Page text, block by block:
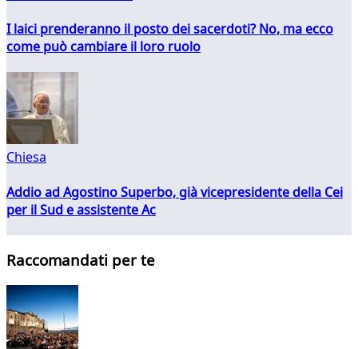
I laici prenderanno il posto dei sacerdoti? No, ma ecco
come può cambiare il loro ruolo
Chiesa
Addio ad Agostino Superbo, già vicepresidente della Cei
per il Sud e assistente Ac
Raccomandati per te